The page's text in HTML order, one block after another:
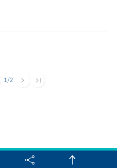
1/2